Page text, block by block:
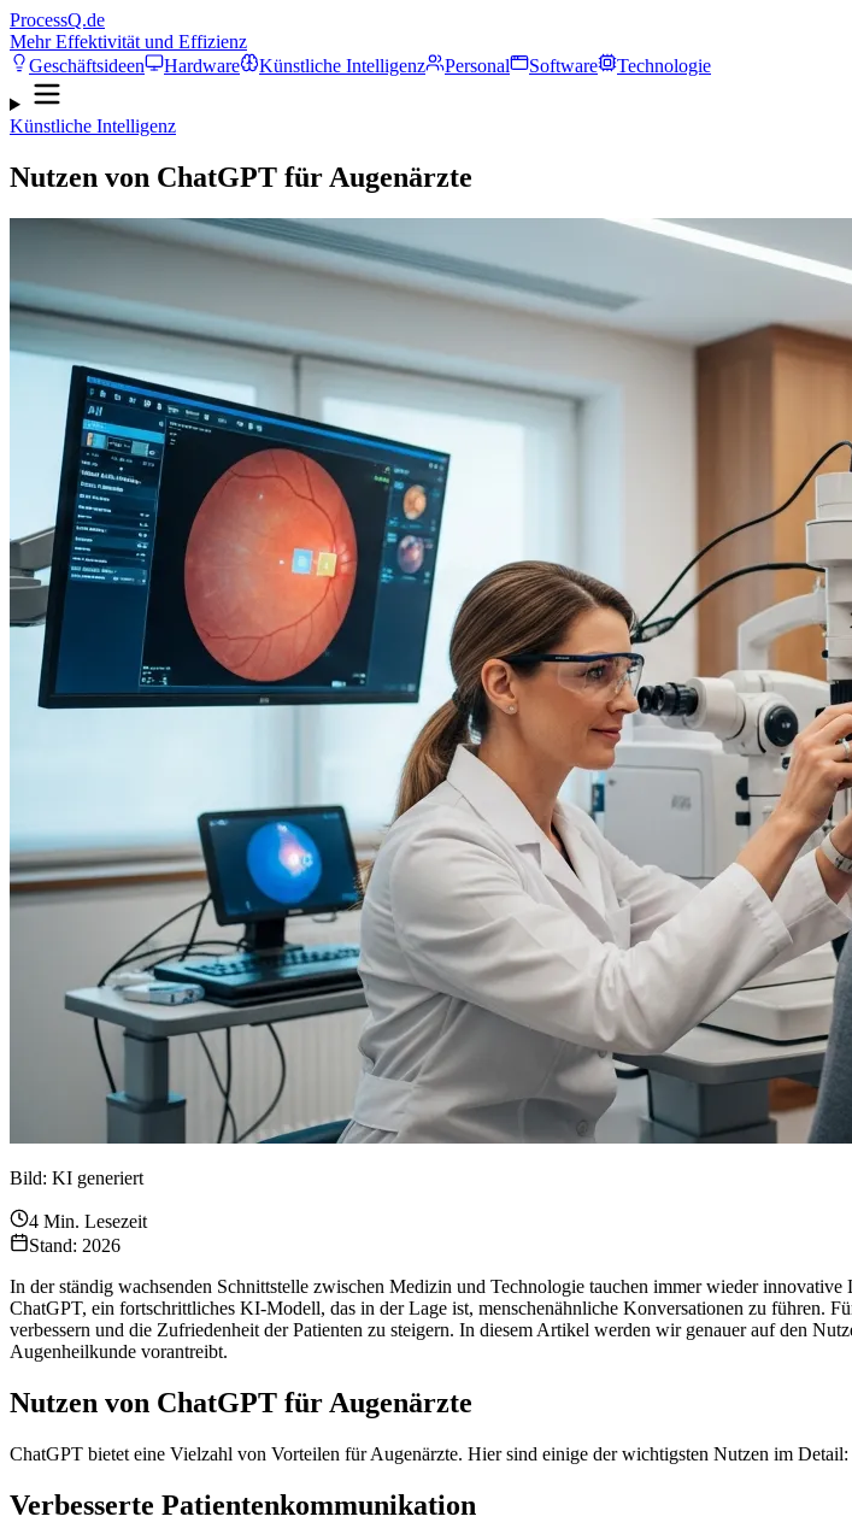
ProcessQ.de
Mehr Effektivität und Effizienz
Geschäftsideen
Hardware Künstliche Intelligenz Personal Software Technologie
Künstliche Intelligenz
Nutzen von ChatGPT für Augenärzte
Bild: KI generiert
4 Min. Lesezeit
Stand: 2026
In der ständig wachsenden Schnittstelle zwischen Medizin und Technologie tauchen immer wieder
ChatGPT, ein fortschrittliches KI-Modell, das in der Lage ist, menschenähnliche Konversationen zu führen.
verbessern und die Zufriedenheit der Patienten zu steigern. In diesem Artikel werden wir genauer auf den
Augenheilkunde vorantreibt.
Nutzen von ChatGPT für Augenärzte
ChatGPT bietet eine Vielzahl von Vorteilen für Augenärzte. Hier sind einige der wichtigsten Nutzen im Detail:
Verbesserte Patientenkommunikation